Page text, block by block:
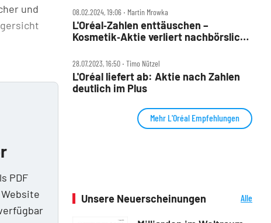
und
PDF
08.02.2024, 19:06 ‧ Martin Mrowka
L'Oréal‑Zahlen enttäuschen –
Kosmetik‑Aktie verliert nachbörslich
28.07.2023, 16:50 ‧ Timo Nützel
L'Oréal liefert ab: Aktie nach Zahlen
deutlich im Plus
Mehr L'Oréal Empfehlungen
Unsere Neuerscheinungen
Alle